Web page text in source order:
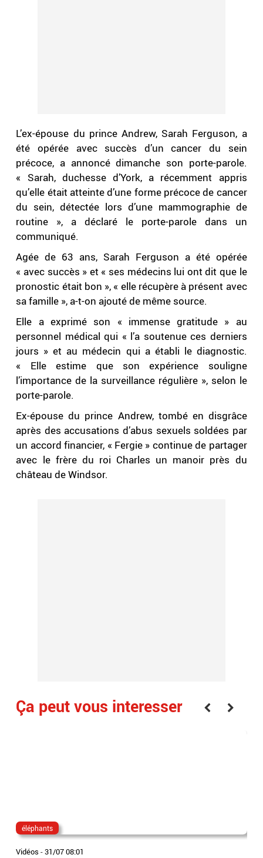
L’ex-épouse du prince Andrew, Sarah Ferguson, a
été opérée avec succès d’un cancer du sein
précoce, a annoncé dimanche son porte-parole.
« Sarah, duchesse d’York, a récemment appris
qu’elle était atteinte d’une forme précoce de cancer
du sein, détectée lors d’une mammographie de
routine », a déclaré le porte-parole dans un
communiqué.
Agée de 63 ans, Sarah Ferguson a été opérée
« avec succès » et « ses médecins lui ont dit que le
pronostic était bon », « elle récupère à présent avec
sa famille », a-t-on ajouté de même source.
Elle a exprimé son « immense gratitude » au
personnel médical qui « l’a soutenue ces derniers
jours » et au médecin qui a établi le diagnostic.
« Elle estime que son expérience souligne
l’importance de la surveillance régulière », selon le
porte-parole.
Ex-épouse du prince Andrew, tombé en disgrâce
après des accusations d’abus sexuels soldées par
un accord financier, « Fergie » continue de partager
avec le frère du roi Charles un manoir près du
château de Windsor.
Ça peut vous interesser
éléphants
Vidéos -31/07 08:01